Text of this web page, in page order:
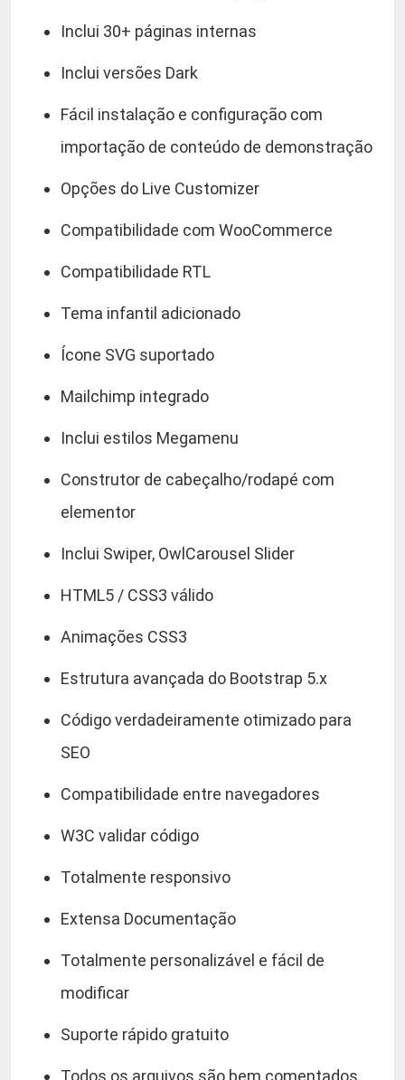
Inclui 30+ páginas internas
Inclui versões Dark
Fácil instalação e configuração com
importação de conteúdo de demonstração
Opções do Live Customizer
Compatibilidade com WooCommerce
Compatibilidade RTL
Tema infantil adicionado
Ícone SVG suportado
Mailchimp integrado
Inclui estilos Megamenu
Construtor de cabeçalho/rodapé com
elementor
Inclui Swiper, OwlCarousel Slider
HTML5 / CSS3 válido
Animações CSS3
Estrutura avançada do Bootstrap 5.x
Código verdadeiramente otimizado para
SEO
Compatibilidade entre navegadores
W3C validar código
Totalmente responsivo
Extensa Documentação
Totalmente personalizável e fácil de
modificar
Suporte rápido gratuito
Todos os arquivos são bem comentados